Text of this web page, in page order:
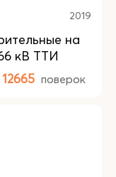
2019
на
кВ ТТИ
12665 поверок